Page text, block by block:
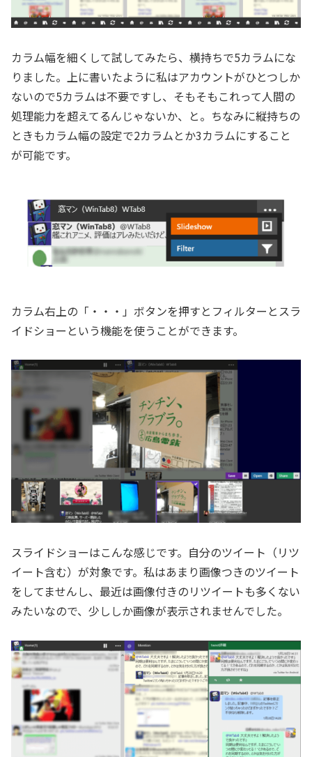
カラム幅を細くして試してみたら、横持ちで5カラムにな
りました。上に書いたように私はアカウントがひとつしか
ないので5カラムは不要ですし、そもそもこれって人間の
処理能力を超えてるんじゃないか、と。ちなみに縦持ちの
ときもカラム幅の設定で2カラムとか3カラムにすること
が可能です。
カラム右上の「・・・」ボタンを押すとフィルターとスラ
イドショーという機能を使うことができます。
スライドショーはこんな感じです。自分のツイート（リツ
イート含む）が対象です。私はあまり画像つきのツイート
をしてませんし、最近は画像付きのリツイートも多くない
みたいなので、少ししか画像が表示されませんでした。